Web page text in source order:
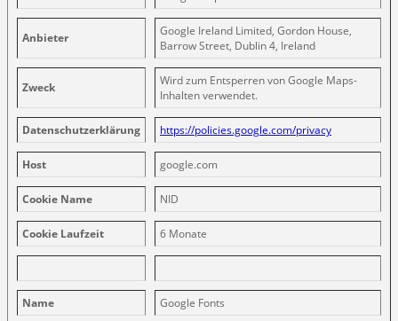
Anbieter
Google Ireland Limited, Gordon House,
Barrow Street, Dublin 4, Ireland
Zweck
Wird zum Entsperren von Google Maps-
Inhalten verwendet.
Datenschutzerklärung https://policies.google.com/privacy
Host google.com
Cookie Name NID
Cookie Laufzeit 6 Monate
Name Google Fonts